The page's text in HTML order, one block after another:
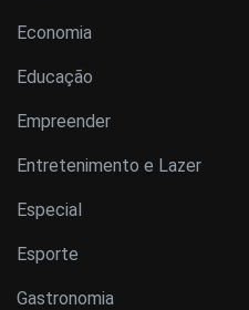
Economia
Educação
Empreender
Entretenimento e Lazer
Especial
Esporte
Gastronomia